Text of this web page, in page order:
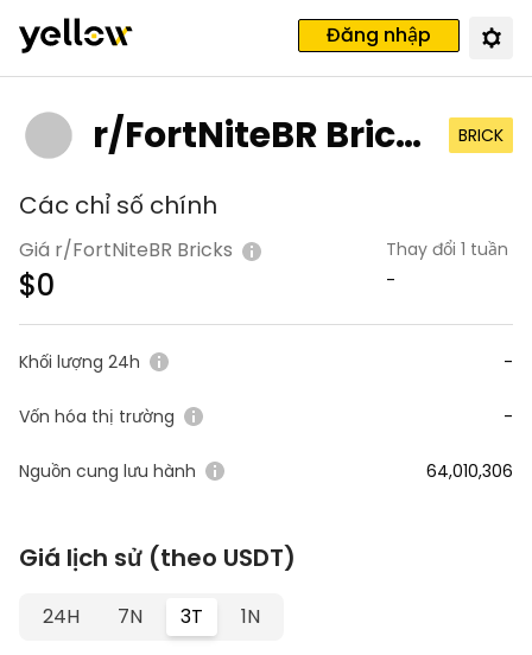
Đăng nhập
r/FortNiteBR Brick
s
BRICK
Các chỉ số chính
Giá r/FortNiteBR Bricks
$0
Thay đổi 1 tuần
-
Khối lượng 24h -
Vốn hóa thị trường -
Nguồn cung lưu hành 64,010,306
Giá lịch sử (theo USDT)
24H 7N 3T 1N